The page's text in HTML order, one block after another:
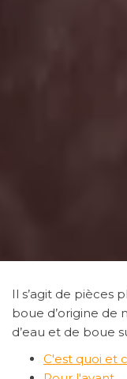
Il s’agit de pièces
boue d’origine de
d’eau et de boue
C'est quoi et